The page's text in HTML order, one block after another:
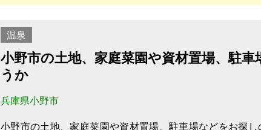
温泉
小野市の土地、家庭菜園や資材置場、駐
うか
兵庫県小野市
小野市の土地、家庭菜園や資材置場、駐車場などをお探